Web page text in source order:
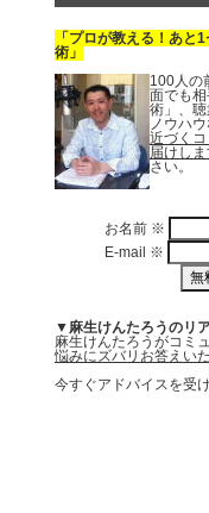
「プロが教える！あと
術」
100人の
面でも
術」、
ノウハウ
近づく
届けしま
さい。
お名前 ※
E-mail ※
▼麻生けんたろうのリ
麻生けんたろうがコミ
悩みにズバリお答えい
今すぐアドバイスを受